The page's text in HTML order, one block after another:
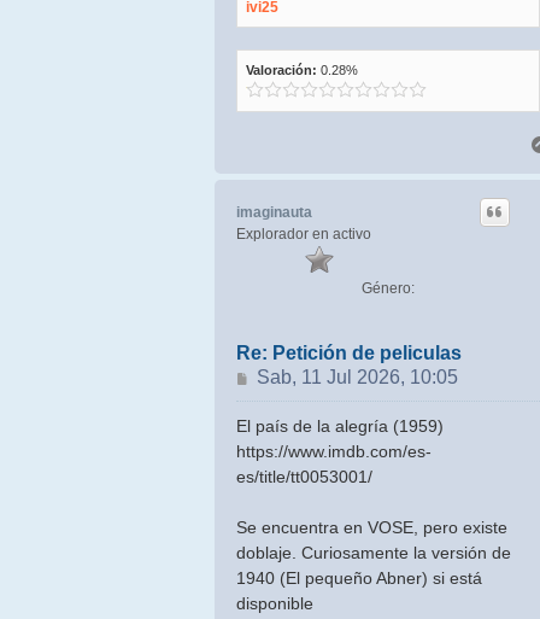
ivi25
Valoración: 0.28%
imaginauta
Explorador en activo
Género:
Re: Petición de peliculas
Mensaje
Sab, 11 Jul 2026, 10:05
El país de la alegría (1959)
https://www.imdb.com/es-
es/title/tt0053001/
Se encuentra en VOSE, pero existe
doblaje. Curiosamente la versión de
1940 (El pequeño Abner) si está
disponible